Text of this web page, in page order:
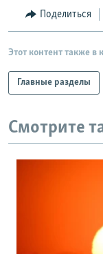
РАСПИСАНИЕ
ПОДПИШИТЕСЬ
СОЦИАЛЬНЫЕ СЕТИ
Все сайты
Поделиться
Этот контент также в
Главные разделы
Смотрите